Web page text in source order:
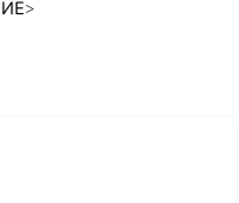
>